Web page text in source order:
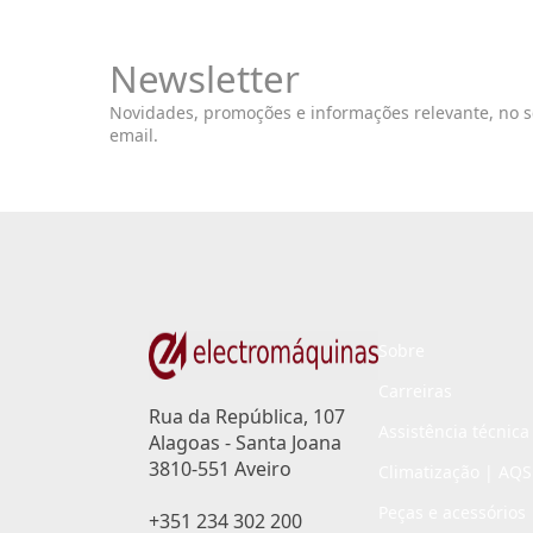
Newsletter
Novidades, promoções e informações relevante, no
email.
Rua da República, 107
Alagoas - Santa Joana
3810-551 Aveiro
+351 234 302 200